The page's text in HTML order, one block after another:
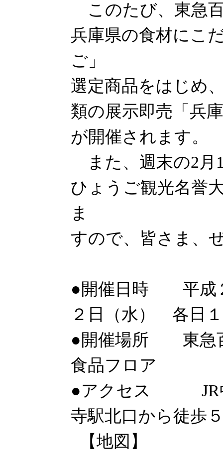
このたび、東急
兵庫県の食材にこ
ご」
選定商品をはじめ
類の展示即売「兵
が開催されます。
また、週末の2月
ひょうご観光名誉
ま
すので、皆さま、
●開催日時 平成
２日（水） 各日
●開催場所 東急
食品フロア
●アクセス JR中
寺駅北口から徒歩
【地図】